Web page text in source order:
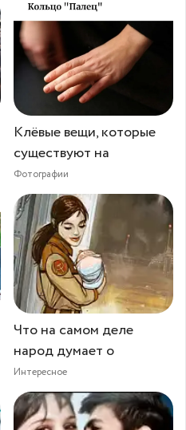
Клёвые вещи, которые
существуют на
Фотографии
Что на самом деле
народ думает о
Интересное